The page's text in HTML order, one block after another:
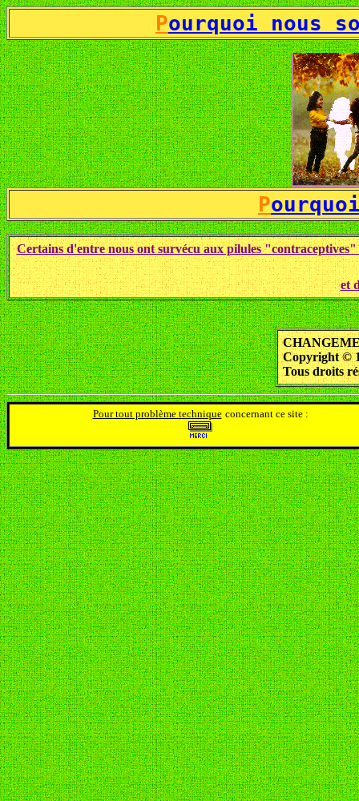
Pourquoi nous
P
Certains d'entre nous ont survécu aux pilules
et
Copyright ©
Tous droits
Pour tout problème technique concernant ce site :